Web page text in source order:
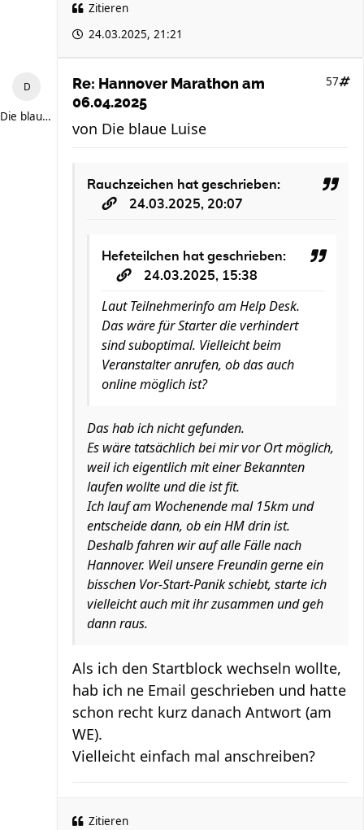
Zitieren
24.03.2025, 21:21
Die blaue Luise
Re: Hannover Marathon am
06.04.2025
57
von Die blaue Luise
Rauchzeichen hat geschrieben:
24.03.2025, 20:07
Hefeteilchen hat geschrieben:
24.03.2025, 15:38
Laut Teilnehmerinfo am Help Desk.
Das wäre für Starter die verhindert
sind suboptimal. Vielleicht beim
Veranstalter anrufen, ob das auch
online möglich ist?
Das hab ich nicht gefunden.
Es wäre tatsächlich bei mir vor Ort möglich,
weil ich eigentlich mit einer Bekannten
laufen wollte und die ist fit.
Ich lauf am Wochenende mal 15km und
entscheide dann, ob ein HM drin ist.
Deshalb fahren wir auf alle Fälle nach
Hannover. Weil unsere Freundin gerne ein
bisschen Vor-Start-Panik schiebt, starte ich
vielleicht auch mit ihr zusammen und geh
dann raus.
Als ich den Startblock wechseln wollte,
hab ich ne Email geschrieben und hatte
schon recht kurz danach Antwort (am
WE).
Vielleicht einfach mal anschreiben?
Zitieren